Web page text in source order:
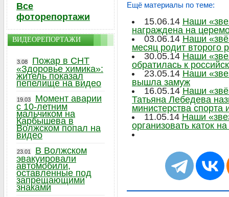
Ещё материалы по теме:
15.06.14 Наши
награждена на
03.06.14 Наши
месяц родит второго
30.05.14 Наши
обратилась к
23.05.14 Наши
вышла замуж
16.05.14 Наши
Татьяна Лебедева
министерства
11.05.14 Наши
организовать каток
Все
фоторепортажи
ВИДЕОРЕПОРТАЖИ
3.08
Пожар в СНТ
«Здоровье химика»:
житель показал
пепелище на видео
19.03
Момент аварии
с 10-летним
мальчиком на
Карбышева в
Волжском попал на
видео
23.01
В Волжском
эвакуировали
автомобили,
оставленные под
запрещающими
знаками